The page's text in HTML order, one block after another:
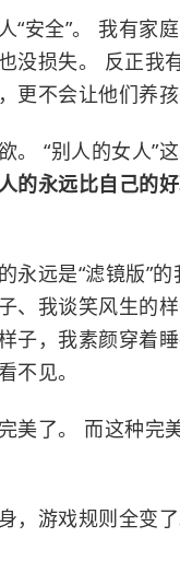
“安全”。 我有家
没损失。 反正我
更不会让他们养
。 “别人的女人”
的永远比自己的好
永远是“滤镜版”
、我谈笑风生的
子，我素颜穿着
不见。
美了。 而这种
，游戏规则全变了